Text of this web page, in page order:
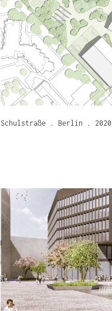
Schulstraße . Berlin . 2020